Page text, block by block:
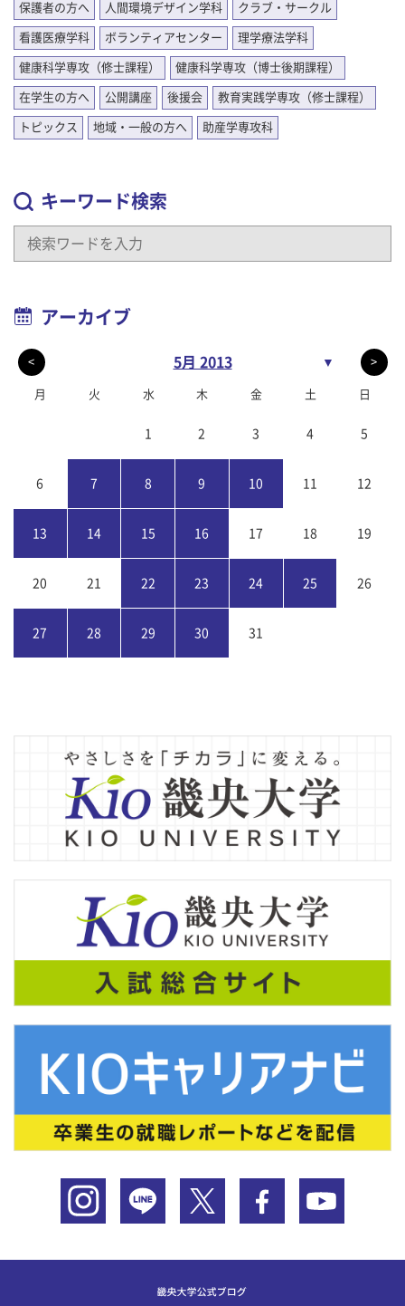
保護者の方へ 人間環境デザイン学科 クラブ・サークル
看護医療学科 ボランティアセンター 理学療法学科
健康科学専攻（修士課程） 健康科学専攻（博士後期課程）
在学生の方へ 公開講座 後援会 教育実践学専攻（修士課程）
トピックス 地域・一般の方へ 助産学専攻科
キーワード検索
アーカイブ
< 5月 2013 ▼ >
月 火 水 木 金 土 日
1 2 3 4 5
6 7 8 9 10 11 12
13 14 15 16 17 18 19
20 21 22 23 24 25 26
27 28 29 30 31